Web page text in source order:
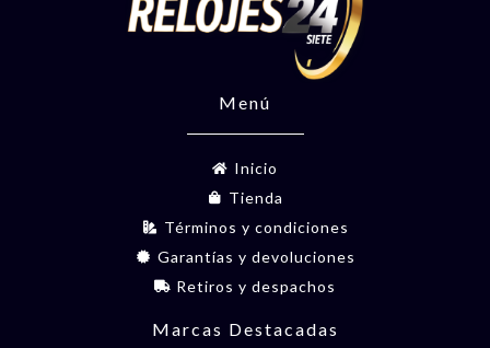
Menú
Inicio
Tienda
Términos y condiciones
Garantías y devoluciones
Retiros y despachos
Marcas Destacadas